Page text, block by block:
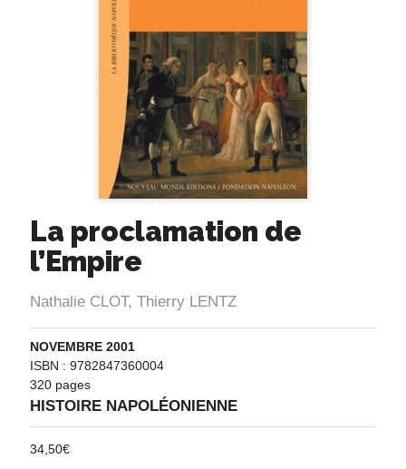
La proclamation de
l’Empire
Nathalie CLOT, Thierry LENTZ
NOVEMBRE 2001
ISBN : 9782847360004
320 pages
HISTOIRE NAPOLÉONIENNE
34,50€